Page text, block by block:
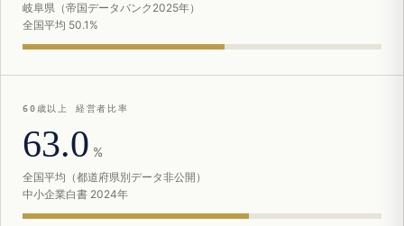
岐阜県（帝国データバンク2025年）
全国平均 50.1%
60歳以上 経営者比率
63.0 %
全国平均（都道府県別データ非公開）
中小企業白書 2024年